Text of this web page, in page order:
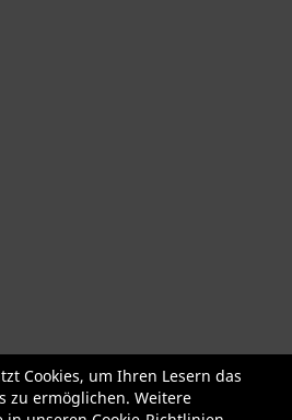
Fahrräder
Roller + Laufräder
Bekleidung Helme Schuhe
Cookies, um Ihren Lesern das
zu ermöglichen. Weitere